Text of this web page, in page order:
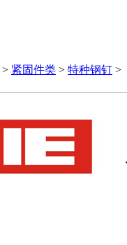
> 紧固件类 > 特种钢钉 >